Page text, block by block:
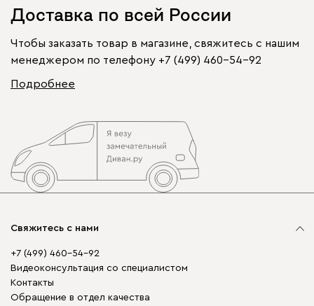
Доставка по всей России
Чтобы заказать товар в магазине, свяжитесь с нашим
менеджером по телефону +7 (499) 460-54-92
Подробнее
Свяжитесь с нами
+7 (499) 460-54-92
Видеоконсультация со специалистом
Контакты
Обращение в отдел качества